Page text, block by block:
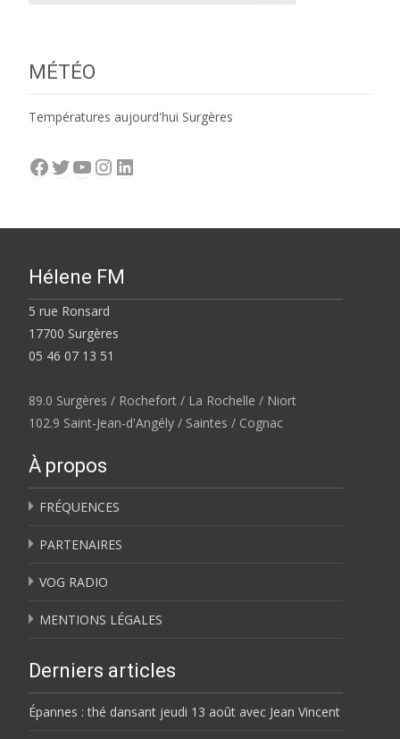
MÉTÉO
Températures aujourd'hui Surgères
Facebook
Twitter
YouTube
Instagram
LinkedIn
Hélene FM
5 rue Ronsard
17700 Surgères
05 46 07 13 51
89.0 Surgères / Rochefort / La Rochelle / Niort
102.9 Saint-Jean-d'Angély / Saintes / Cognac
À propos
FRÉQUENCES
PARTENAIRES
VOG RADIO
MENTIONS LÉGALES
Derniers articles
Épannes : thé dansant jeudi 13 août avec Jean Vincent